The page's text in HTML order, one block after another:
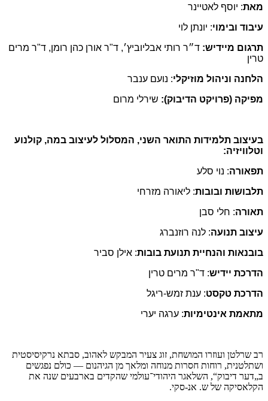
מאת: יוסף לאטיינר
עיבוד ובימוי: יונתן לוי
תרגום מיידיש: ד״ר רותי אבליוביץ׳, ד"ר אורן כהן רומן, ד"ר מרים
טרין
הלחנה וניהול מוזיקלי: נועם ענבר
מפיקה (פרויקט הדיבוק): שירלי מרום
בעיצוב תלמידות התואר השני, המסלול לעיצוב במה, קולנוע
וטלוויזיה:
תפאורה: נוי סלע
תלבושות ובובות: ליאורה מזרחי
תאורה: חלי סבן
עיצוב תנועה: לנה רוזנברג
בובנאות והנחיית תנועת בובות: אילן סביר
הדרכת יידיש: ד"ר מרים טרין
הדרכת טקסט: ענת זמש-ריגל
מתאמת אינטימיות: ערגה יערי
רב שרלטן ועוזרו המושחת, זוג צעיר המבקש לאהוב, סבתא נרקיסיסטית
ושתלטנית, רוחות חסרות מנוחה ומלאך מן הגיהנום — כולם נפגשים
ב„דער דיבוק“, השלאגר היהודי־עולמי שהקדים בארבעים שנה את
הקלאסיקה של ש. אנ-סקי.